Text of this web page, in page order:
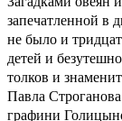
запечатленной в
не было и
детей и
толков и
Павла
графини